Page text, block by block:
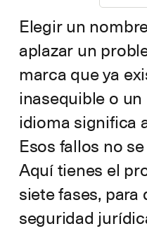
Elegir un
aplazar un
marca que ya
inasequible o
idioma significa
Esos fallos no
Aquí tienes el
siete fases,
seguridad